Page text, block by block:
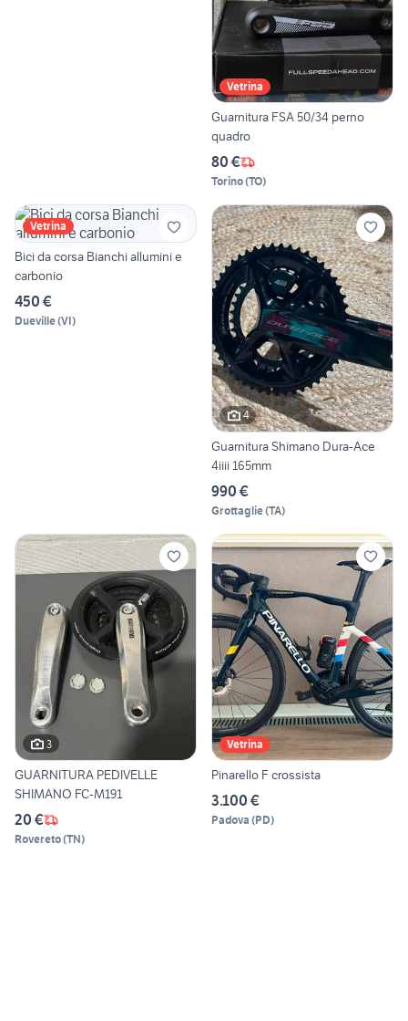
Vetrina
Guarnitura FSA 50/34 perno
quadro
80 €
Torino(TO)
Vetrina
Bici da corsa Bianchi allumini e
carbonio
450 €
Dueville(VI)
4
Guarnitura Shimano Dura-Ace
4iiii 165mm
990 €
Grottaglie(TA)
3
GUARNITURA PEDIVELLE
SHIMANO FC-M191
20 €
Rovereto(TN)
Vetrina
Pinarello F crossista
3.100 €
Padova (PD)